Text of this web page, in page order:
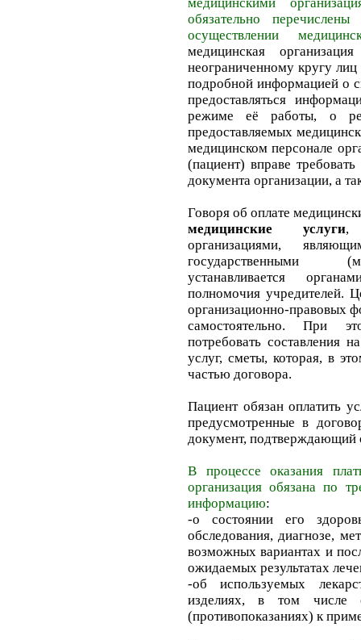
медицинскими
обязательно
осуществлении
медицинская
неограниченному кругу лиц
подробной информацией о
предоставляться
режиме её работы, о
предоставляемых
медицинском персонале
(пациент) вправе
документа организации, а
Говоря об оплате
медицинские услуги,
организациями,
государственными
устанавливается
полномочия учредителей.
организационно-правовых
самостоятельно. При
потребовать составления
услуг, сметы, которая, в
частью договора.
Пациент обязан оплатить
предусмотренные в
документ, подтверждающий
В процессе оказания
организация обязана по
информацию:
-о состоянии его
обследования, диагнозе,
возможных вариантах и
ожидаемых результатах
-об используемых
изделиях, в том числе
(противопоказаниях) к